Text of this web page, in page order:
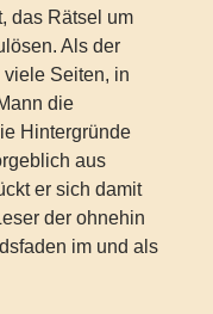
das Rätsel um
Als der
viele Seiten, in
die
Hintergründe
aus
er sich damit
der ohnehin
im und als